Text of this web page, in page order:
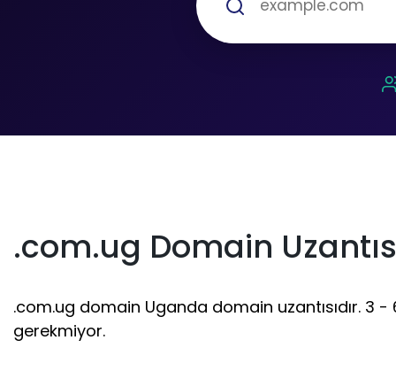
.com.ug Domain
.com.ug domain Uganda domain uzantısıdır. 3
gerekmiyor.